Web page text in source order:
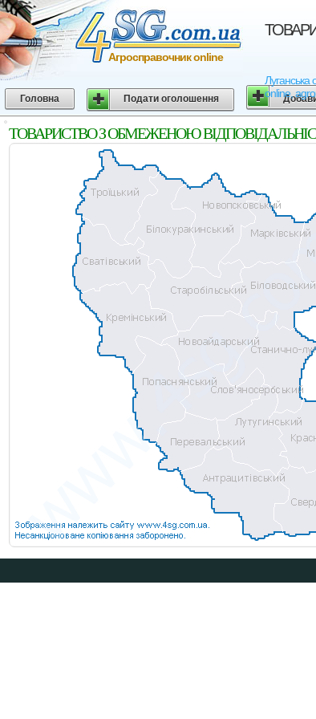
online,
Агросправочник online
Головна Подати оголошення
ТОВАРИСТВО З ОБМЕЖЕНОЮ ВIДПОВIДАЛЬНIСТЮ